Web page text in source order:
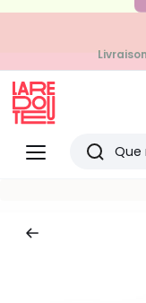
Menu
Redoute